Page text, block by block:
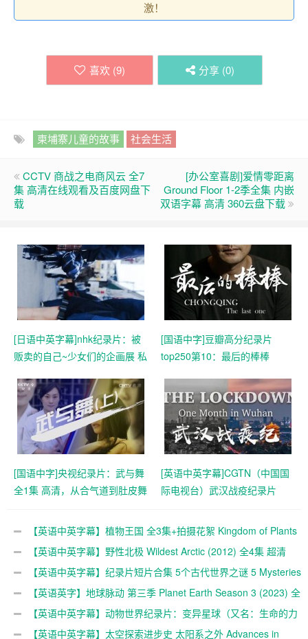
激！
喜欢 (9) 分享 (0)
柬埔寨儿童的故事 社会生活
CCTV 商战之电商风云 全7
集 高清在线观看及百度网盘下
载
[办公室喜剧]爱情零距离
Ground Floor 1-2季全集 内嵌
双语字幕 高清 360云盘下载
[日语中英字幕]nhk纪录片：被
贩卖的自己~少女们的企画展 私
企画展― (2017) 全1集
[国语中字]豆瓣高分纪录片
top250第10：最后的棒棒
[国语中字]央视纪录片：武与舞
全1集 高清，从合气道到肚皮舞
[英语中英字幕]CGTN（中国国
际电视台）武汉战疫纪录片
in Wuhan 2020》全1集 高清
【英语中英字幕】植物王国 全3集+拍摄花絮 Kingdom of Plants
with David Attenborough 高清720P下载
【英语中英字幕】野性北极 Wildest Arctic (2012) 全4集 超清
720P下载【英语中英字幕】纪录片短片合集 5个古代世界之谜 5 Mysteries
Of The Ancient World超清1080p下载
【英语英字】地球脉动 第三季 Planet Earth Season 3 (2023) 全
8集 外挂srt英文字幕 4K超清画质下载
【英语中英字幕】动物世界纪录片：变异星球（又名：生命的力
量） The Mutant Planet 全6集（2010） 超清1080P下载
【英语中英字幕】太空探索进步史 太阳系之外 Advances in